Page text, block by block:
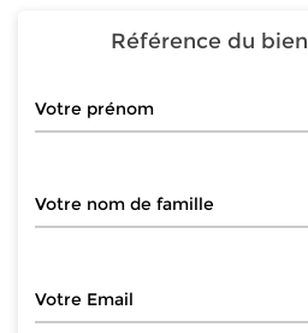
Référence du bien